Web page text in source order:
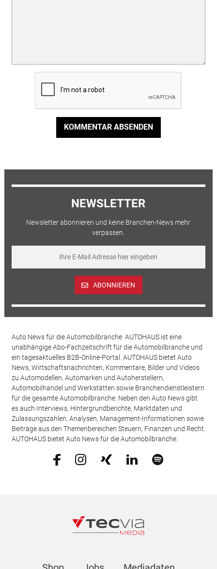
KOMMENTAR ABSENDEN
NEWSLETTER
Newsletter abonnieren und keine Branchen-News mehr
verpassen.
ABONNIEREN
Auto News für die Automobilbranche: AUTOHAUS ist eine
unabhängige Abo-Fachzeitschrift für die Automobilbranche und
ein tagesaktuelles B2B-Online-Portal. AUTOHAUS bietet Auto
News, Wirtschaftsnachrichten, Kommentare, Bilder und Videos
zu Automodellen, Automarken und Autoherstellern,
Automobilhandel und Werkstätten sowie Branchendienstleistern
für die gesamte Automobilbranche. Neben den Auto News gibt
es auch Interviews, Hintergrundberichte, Marktdaten und
Zulassungszahlen, Analysen, Management-Informationen sowie
Beiträge aus den Themenbereichen Steuern, Finanzen und Recht.
AUTOHAUS bietet Auto News für die Automobilbranche.